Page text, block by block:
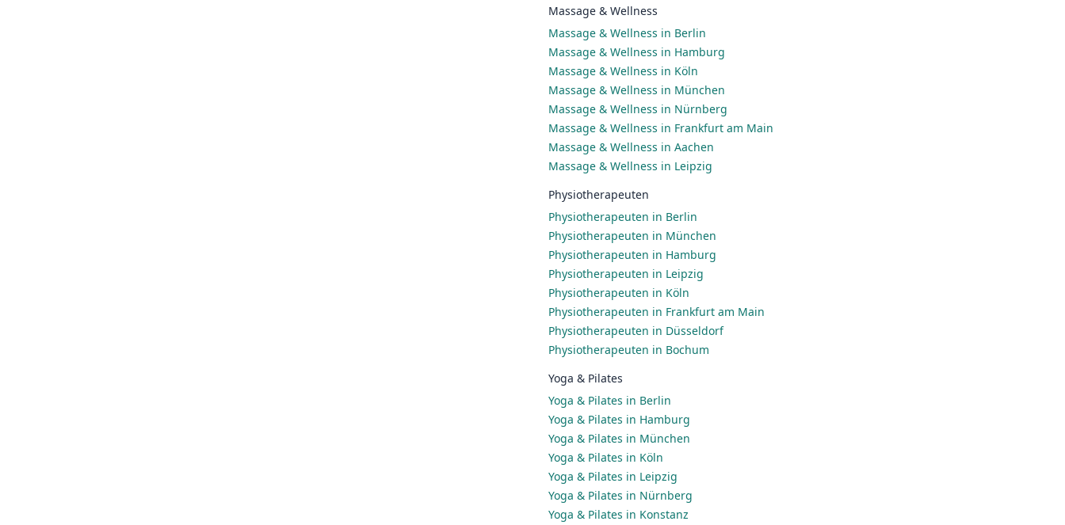
Massage & Wellness
Massage & Wellness in Berlin
Massage & Wellness in Hamburg
Massage & Wellness in Köln
Massage & Wellness in München
Massage & Wellness in Nürnberg
Massage & Wellness in Frankfurt am Main
Massage & Wellness in Aachen
Massage & Wellness in Leipzig
Physiotherapeuten
Physiotherapeuten in Berlin
Physiotherapeuten in München
Physiotherapeuten in Hamburg
Physiotherapeuten in Leipzig
Physiotherapeuten in Köln
Physiotherapeuten in Frankfurt am Main
Physiotherapeuten in Düsseldorf
Physiotherapeuten in Bochum
Yoga & Pilates
Yoga & Pilates in Berlin
Yoga & Pilates in Hamburg
Yoga & Pilates in München
Yoga & Pilates in Köln
Yoga & Pilates in Leipzig
Yoga & Pilates in Nürnberg
Yoga & Pilates in Konstanz